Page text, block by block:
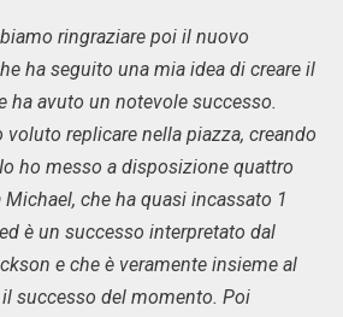
ringraziare poi il nuovo
ha seguito una mia idea di creare il
ha avuto un notevole successo.
voluto replicare nella piazza, creando
ho messo a disposizione quattro
che ha quasi incassato 1
è un successo interpretato dal
e che è veramente insieme al
successo del momento. Poi